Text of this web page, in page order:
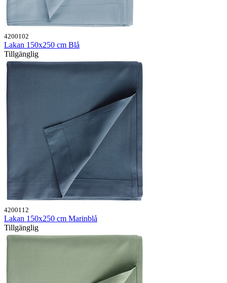
4200102
Lakan 150x250 cm Blå
Tillgänglig
4200112
Lakan 150x250 cm Marinblå
Tillgänglig